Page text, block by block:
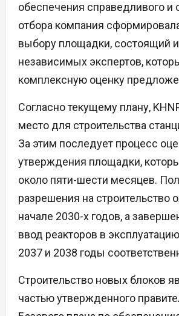
обеспечения справедливого и
отбора компания
выбору площадки, состоящий
независимых экспертов,
комплексную оценку
Согласно текущему плану,
место для строительства
За этим последует процесс
утверждения площадки,
около пяти-шести месяцев.
разрешения на строительство
начале 2030-х годов, а
ввод реакторов в
2037 и 2038 годы
Строительство новых блоков
частью утвержденного